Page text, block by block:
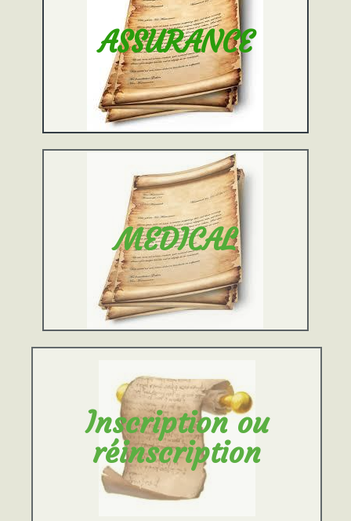
ASSURANCE
MEDICAL
Inscription ou
réinscription